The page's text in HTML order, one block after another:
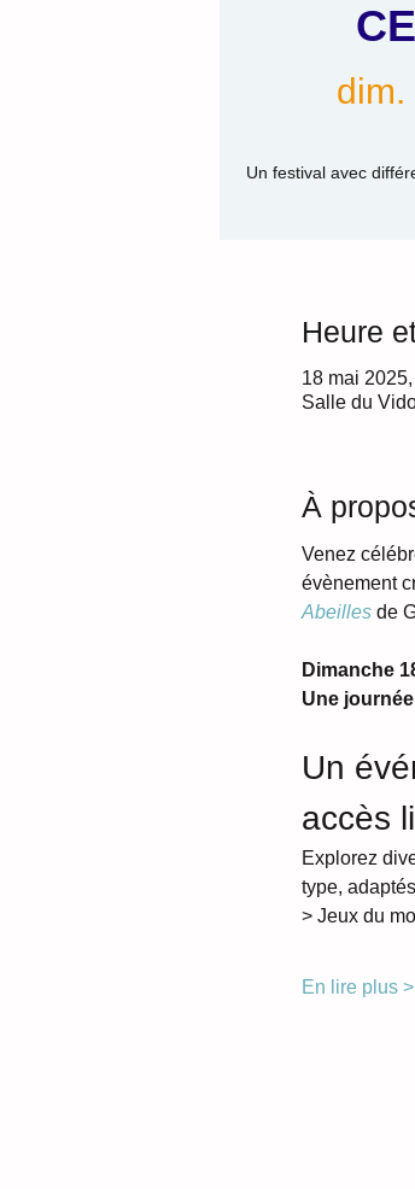
dim.
Un festival avec
Heure
18 mai
Salle du
À
Venez
évènement
Abeilles de
Dimanche
Une
Un
accès
Explorez
type,
> Jeux du
En lire plus >